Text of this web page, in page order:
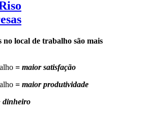
no local de trabalho são mais
= maior satisfação
= maior produtividade
dinheiro